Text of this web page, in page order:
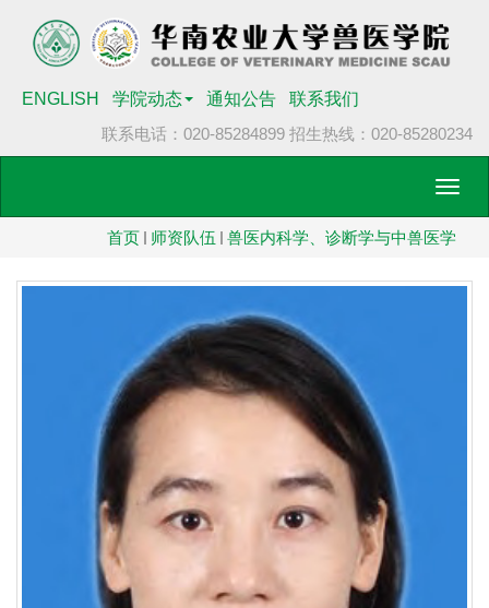
ENGLISH 学院动态 通知公告
联系我们
联系电话：020-85284899 招生热线：020-85280234
首页
师资队伍 兽医内科学、诊断学与中兽医学